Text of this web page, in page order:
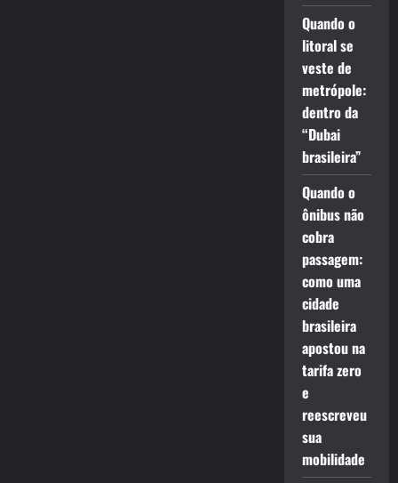
Quando o
litoral se
veste de
metrópole:
dentro da
“Dubai
brasileira”
Quando o
ônibus não
cobra
passagem:
como uma
cidade
brasileira
apostou na
tarifa zero
e
reescreveu
sua
mobilidade